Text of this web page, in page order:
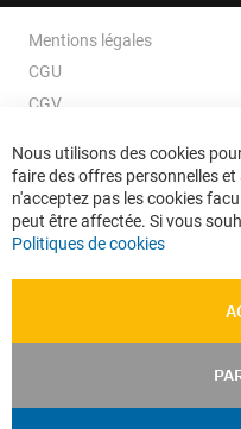
Mentions légales
CGU
CGV
Données personnelles
Confidentialité
Plan du site
Nous utilisons des cookies
faire des offres personnelles
n'acceptez pas les cookies
peut être affectée. Si vous
Politiques de cookies